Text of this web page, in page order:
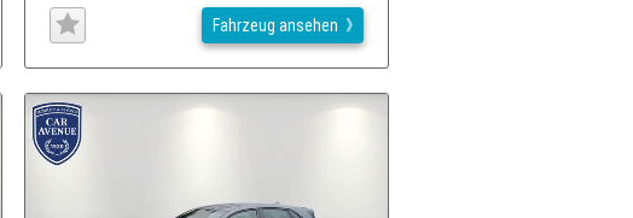
Fahrzeug ansehen